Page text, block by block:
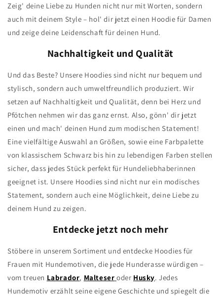
Zeig' deine Liebe zu Hunden nicht nur mit Worten, sondern
auch mit deinem Style – hol' dir jetzt einen Hoodie für Damen
und zeige deine Leidenschaft für deinen Hund.
Nachhaltigkeit und Qualität
Und das Beste? Unsere Hoodies sind nicht nur bequem und
stylisch, sondern auch umweltfreundlich produziert. Wir
setzen auf Nachhaltigkeit und Qualität, denn bei Herz und
Pfötchen nehmen wir das ganz ernst. Also, gönn' dir jetzt
einen und mach' deinen Hund zum modischen Statement!
Eine vielfältige Auswahl an Größen, sowie eine Farbpalette
von klassischem Schwarz bis hin zu lebendigen Farben stellen
sicher, dass jedes Stück perfekt für Hundeliebhaberinnen
geeignet ist. Unsere Hoodies sind nicht nur ein modisches
Statement, sondern auch eine Möglichkeit, deine Liebe zu
deinem Hund zu zeigen.
Entdecke jetzt noch mehr
Stöbere in unserem Sortiment und entdecke Hoodies für
Frauen mit Hundemotiven, die jede Hunderasse würdigen –
vom treuen Labrador, Malteser oder Husky. Jedes
Hundemotiv erzählt seine eigene Geschichte und spiegelt die